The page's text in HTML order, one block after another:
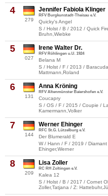
4
279
Jennifer Fabiola Klinger
RFV Burgkunstadt-Theisau e.V.
Quicky's Angel
S / Holst / B / 2012 / Quick
Bruhn,Wiebke
5
027
Irene Walter Dr.
RFV Röhlingen u.U. 1924
Belana M
S / Holst / F / 2013 /
Mattmann,Roland
6
131
Anna Kröning
RFV Altenmünster Baiershofen e.V.
Coucapry
S / OS / F / 2015 / Coupie /
Kamermann,Volker
7
144
Werner Ehinger
RFC St.G. Lützelburg e.V.
Der Blumerald E
W / Hann / F / 2019 /
Ehinger,Werner
8
209
Lisa Zoller
RC RH Zoltingen e.V.
Kalea 12
S / Holst / B / 2017 / Cornet
Zoller,Tatjana / Z: